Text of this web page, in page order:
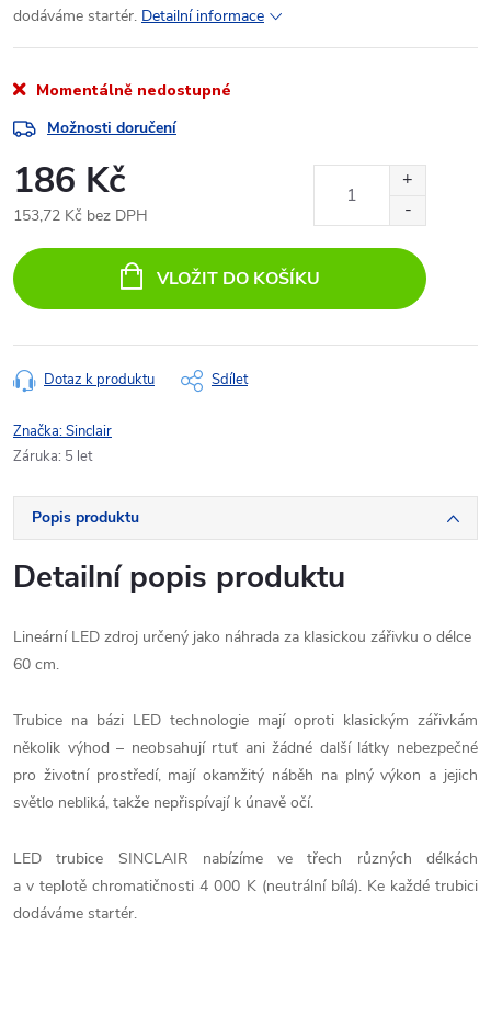
dodáváme startér. Detailní informace
Momentálně nedostupné
Možnosti doručení
186 Kč
153,72 Kč bez DPH
cena:
VLOŽIT DO KOŠÍKU
Dotaz k produktu Sdílet
Značka:Sinclair
Záruka: 5 let
Popis produktu
Detailní popis produktu
Lineární LED zdroj určený jako náhrada za klasickou zářivku o délce
60 cm.
Trubice na bázi LED technologie mají oproti klasickým zářivkám
několik výhod – neobsahují rtuť ani žádné další látky nebezpečné
pro životní prostředí, mají okamžitý náběh na plný výkon a jejich
světlo nebliká, takže nepřispívají k únavě očí.
LED trubice SINCLAIR nabízíme ve třech různých délkách
a v teplotě chromatičnosti 4 000 K (neutrální bílá). Ke každé trubici
dodáváme startér.